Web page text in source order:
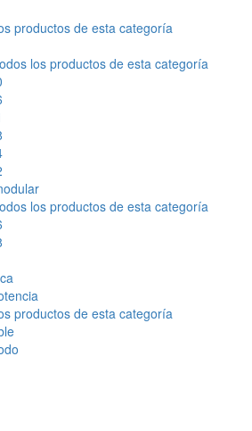
productos de esta categoría
los productos de esta categoría
los productos de esta categoría
productos de esta categoría